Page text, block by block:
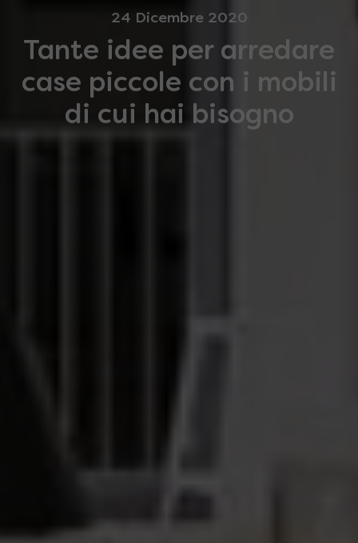
24 Dicembre 2020
Tante idee per arredare
case piccole con i mobili
di cui hai bisogno